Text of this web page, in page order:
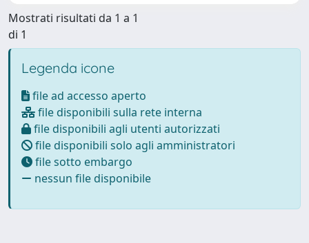
Mostrati risultati da 1 a 1
di 1
Legenda icone
file ad accesso aperto
file disponibili sulla rete interna
file disponibili agli utenti autorizzati
file disponibili solo agli amministratori
file sotto embargo
nessun file disponibile